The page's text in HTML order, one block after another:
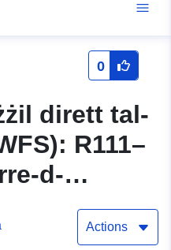
0
dirett tal-
R111–
d-
fis-
Actions